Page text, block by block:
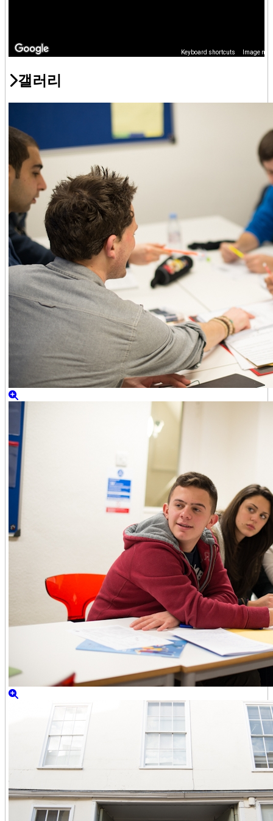
student for misconduct,
deemed to be behaviour that repeatedly upsets the harmony of the
the event of late arrival or withdrawal from a course.
Social Programme
We organise a weekly social programme, including low-cost
Insurance
ISIS Education strongly recommends that all students have valid
and comprehensive travel,
medical and course insurance. Please contact us for prices.
Payment
All course fees must be paid in full at least 14 days before your
course start date. In the case of late bookings you should pay
immediately with your enrolment form in order to secure a place
on the course.
갤러리